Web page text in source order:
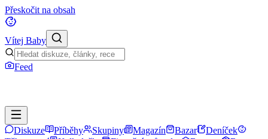
Přeskočit na obsah
Vítej Baby
Feed
Diskuze Příběhy Skupiny Magazín Bazar
Deníček